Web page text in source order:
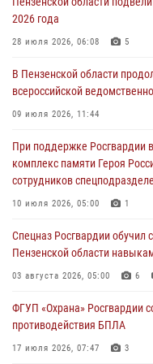
В Пензе сотрудники
дезориентированному
В Пензе при силовой
деятельность ОПГ,
04 августа 2026, 07:05 4
В Управлении Росгвардии по
работы за первое полугодие
2026 года
28 июля 2026, 06:08 5
В Пензенской области
всероссийской
09 июля 2026, 11:44
При поддержке Росгвардии
комплекс памяти Героя
сотрудников
10 июля 2026, 05:00 1
Спецназ Росгвардии обучил
Пензенской области
03 августа 2026, 05:00 6
ФГУП «Охрана» Росгвардии
противодействия БПЛА
17 июля 2026, 07:47 3